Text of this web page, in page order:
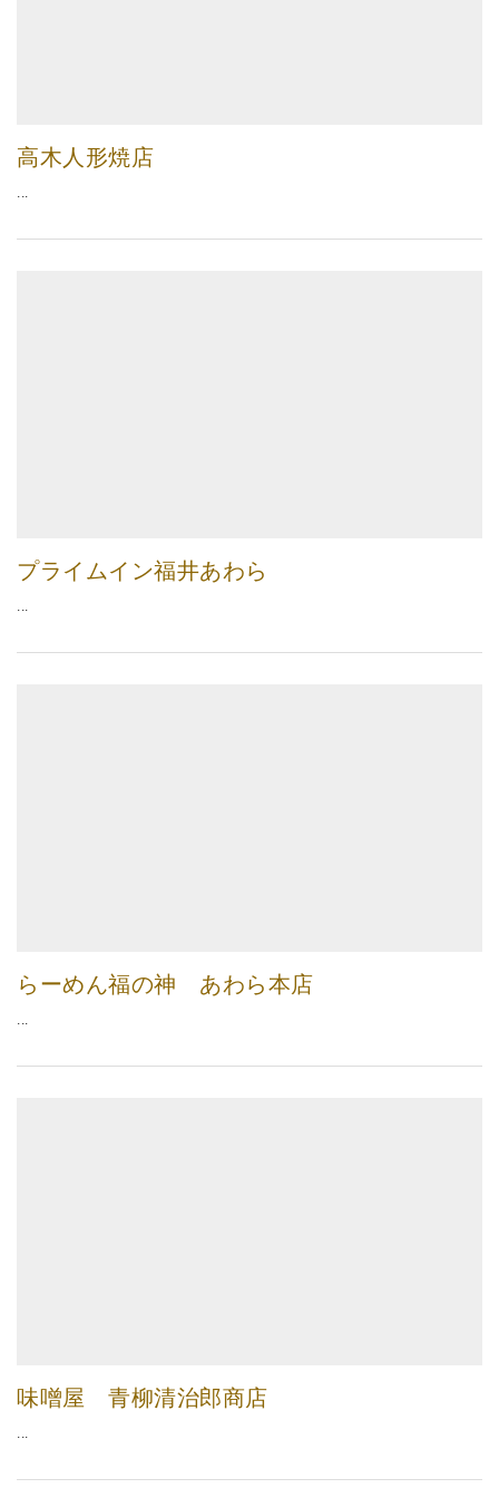
高木人形焼店
...
プライムイン福井あわら
...
らーめん福の神 あわら本店
...
味噌屋 青柳清治郎商店
...